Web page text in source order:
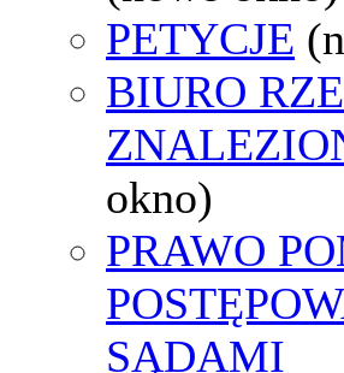
PETYCJE
BIURO
okno)
PRAWO
SĄDAMI